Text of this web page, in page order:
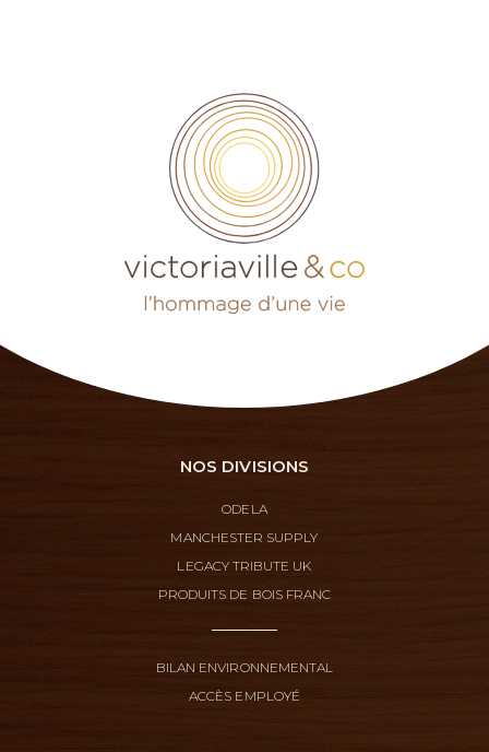
NOS DIVISIONS
ODELA
MANCHESTER SUPPLY
LEGACY TRIBUTE UK
PRODUITS DE BOIS FRANC
BILAN ENVIRONNEMENTAL
ACCÈS EMPLOYÉ